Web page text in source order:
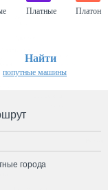
Платные Платон
Найти
попутные машины
города